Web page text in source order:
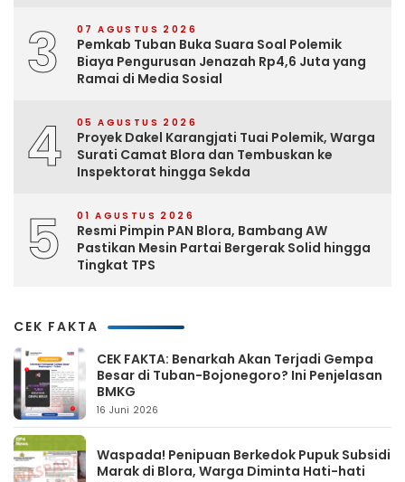
3 07 AGUSTUS 2026
Pemkab Tuban Buka Suara Soal Polemik
Biaya Pengurusan Jenazah Rp4,6 Juta yang
Ramai di Media Sosial
4 05 AGUSTUS 2026
Proyek Dakel Karangjati Tuai Polemik, Warga
Surati Camat Blora dan Tembuskan ke
Inspektorat hingga Sekda
5 01 AGUSTUS 2026
Resmi Pimpin PAN Blora, Bambang AW
Pastikan Mesin Partai Bergerak Solid hingga
Tingkat TPS
CEK FAKTA
CEK FAKTA: Benarkah Akan Terjadi Gempa
Besar di Tuban-Bojonegoro? Ini Penjelasan
BMKG
16 Juni 2026
Waspada! Penipuan Berkedok Pupuk Subsidi
Marak di Blora, Warga Diminta Hati-hati